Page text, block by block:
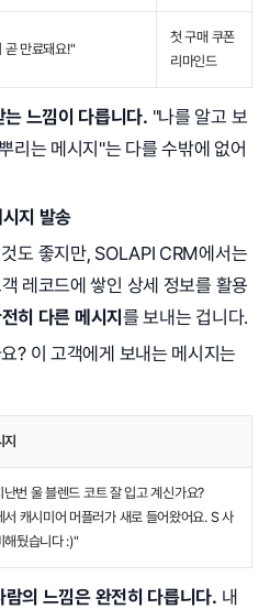
곧 만료돼요!"
첫 구매 쿠폰
리마인드
는 느낌이 다릅니다. "나를 알고 보
리는 메시지"는 다를 수밖에 없어
지 발송
도 좋지만, SOLAPI CRM에서는
레코드에 쌓인 상세 정보를 활용
히 다른 메시지 를 보내는 겁니다.
? 이 고객에게 보내는 메시지는
번 울 블렌드 코트 잘 입고 계신가요?
서 캐시미어 머플러가 새로 들어왔어요. S 사
해뒀습니다 :)"
람의 느낌은 완전히 다릅니다. 내